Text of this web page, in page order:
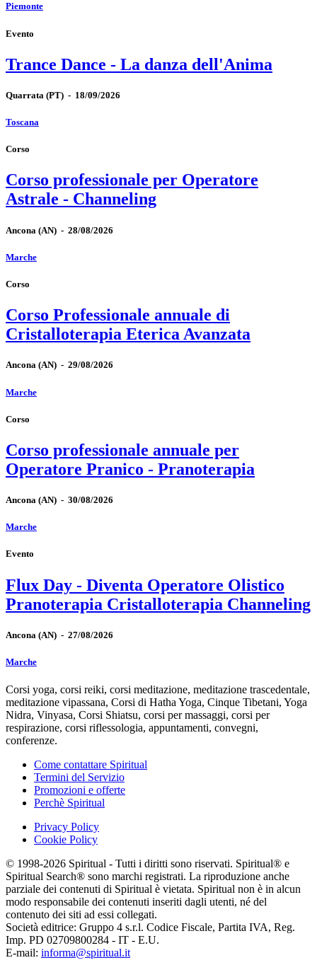
Piemonte
Evento
Trance Dance - La danza dell'Anima
Quarrata (PT) - 18/09/2026
Toscana
Corso
Corso professionale per Operatore
Astrale - Channeling
Ancona (AN) - 28/08/2026
Marche
Corso
Corso Professionale annuale di
Cristalloterapia Eterica Avanzata
Ancona (AN) - 29/08/2026
Marche
Corso
Corso professionale annuale per
Operatore Pranico - Pranoterapia
Ancona (AN) - 30/08/2026
Marche
Evento
Flux Day - Diventa Operatore Olistico
Pranoterapia Cristalloterapia Channeling
Ancona (AN) - 27/08/2026
Marche
Corsi yoga, corsi reiki, corsi meditazione, meditazione trascedentale,
meditazione vipassana, Corsi di Hatha Yoga, Cinque Tibetani, Yoga
Nidra, Vinyasa, Corsi Shiatsu, corsi per massaggi, corsi per
respirazione, corsi riflessologia, appuntamenti, convegni,
conferenze.
Come contattare Spiritual
Termini del Servizio
Promozioni e offerte
Perchè Spiritual
Privacy Policy
Cookie Policy
© 1998-2026 Spiritual - Tutti i diritti sono riservati. Spiritual® e
Spiritual Search® sono marchi registrati. La riproduzione anche
parziale dei contenuti di Spiritual è vietata. Spiritual non è in alcun
modo responsabile dei contenuti inseriti dagli utenti, né del
contenuto dei siti ad essi collegati.
Società editrice: Gruppo 4 s.r.l. Codice Fiscale, Partita IVA, Reg.
Imp. PD 02709800284 - IT - E.U.
E-mail: informa@spiritual.it